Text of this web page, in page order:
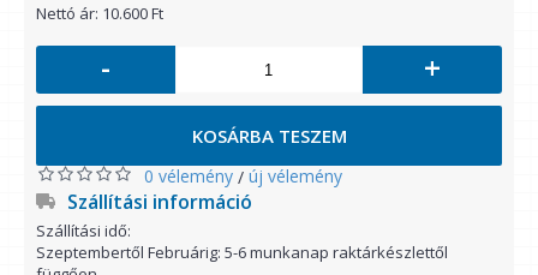
Nettó ár: 10.600 Ft
- +
KOSÁRBA TESZEM
0 vélemény / új vélemény
Szállítási információ
Szállítási idő:
Szeptembertől Februárig: 5-6 munkanap raktárkészlettől